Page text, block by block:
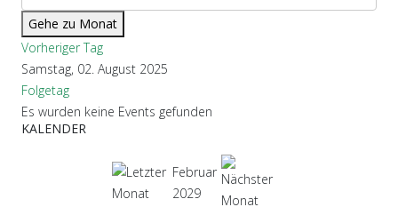
Gehe zu Monat
Vorheriger Tag
Samstag, 02. August 2025
Folgetag
Es wurden keine Events gefunden
KALENDER
Februar
2029